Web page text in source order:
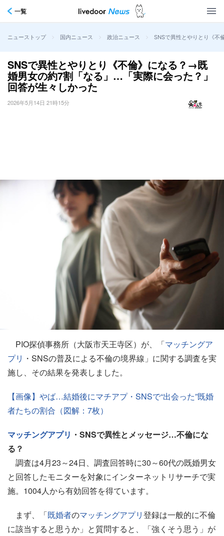
一覧
ニューストップ > 国内ニュース > 政治ニュース > SNSで異性とやりとり《不
SNSで異性とやりとり《不倫》になる？→既
婚男女の約7割「なる」…「実際に会った？」
回答が生々しかった
2026年5月14日 21時15分
PIO探偵事務所（大阪市天王寺区）が、「マッチングア
プリ ・SNSの普及による不倫の境界線」に関する調査を実
施し、その結果を発表しました。
【画像】やば…結婚後にマチアプ・SNSで“出会った”既婚
者たちの割合（図解：7枚）
マッチングアプリ ・SNSで異性とメッセージ…不倫にな
る？
調査は4月23～24日、調査回答時に30～60代の既婚男女
と回答したモニターを対象にインターネットリサーチで実
施。1004人から有効回答を得ています。
まず、「既婚者のマッチングアプリ登録は一般的に不倫
に該当すると思うか」と質問すると、「強くそう思う」が